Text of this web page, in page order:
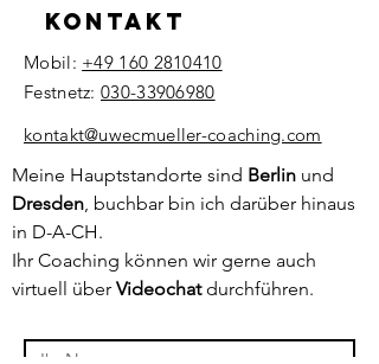
Kontakt
Mobil: +49 160 2810410
Festnetz: 030-33906980
​kontakt@uwecmueller-coaching.com
Meine Hauptstandorte sind Berlin und
Dresden, buchbar bin ich darüber hinaus
in D-A-CH.
Ihr Coaching können wir gerne auch
virtuell über Videochatdurchführen.